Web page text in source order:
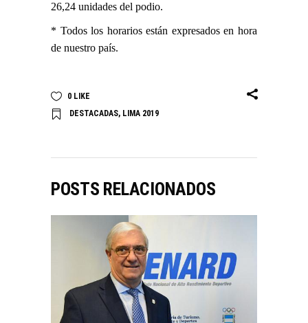
26,24 unidades del podio.
* Todos los horarios están expresados en hora
de nuestro país.
0 LIKE
DESTACADAS, LIMA 2019
POSTS RELACIONADOS